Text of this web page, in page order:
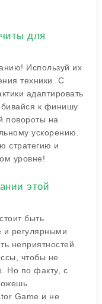
для
Используй их
техники. С
адаптировать
к финишу
повороты на
ускорению.
стратегию и
уровне!
этой
быть
и регулярными
неприятностей.
чтобы не
Но по факту, с
Game и не